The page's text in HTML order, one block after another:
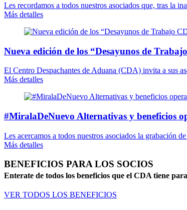
Les recordamos a todos nuestros asociados que, tras la
Más detalles
Nueva edición de los “Desayunos de
El Centro Despachantes de Aduana (CDA) invita a sus
Más detalles
#MiralaDeNuevo Alternativas y beneficios
Les acercamos a todos nuestros asociados la grabación
Más detalles
BENEFICIOS PARA LOS SOCIOS
Enterate de todos los beneficios que el CDA tiene para
VER TODOS LOS BENEFICIOS